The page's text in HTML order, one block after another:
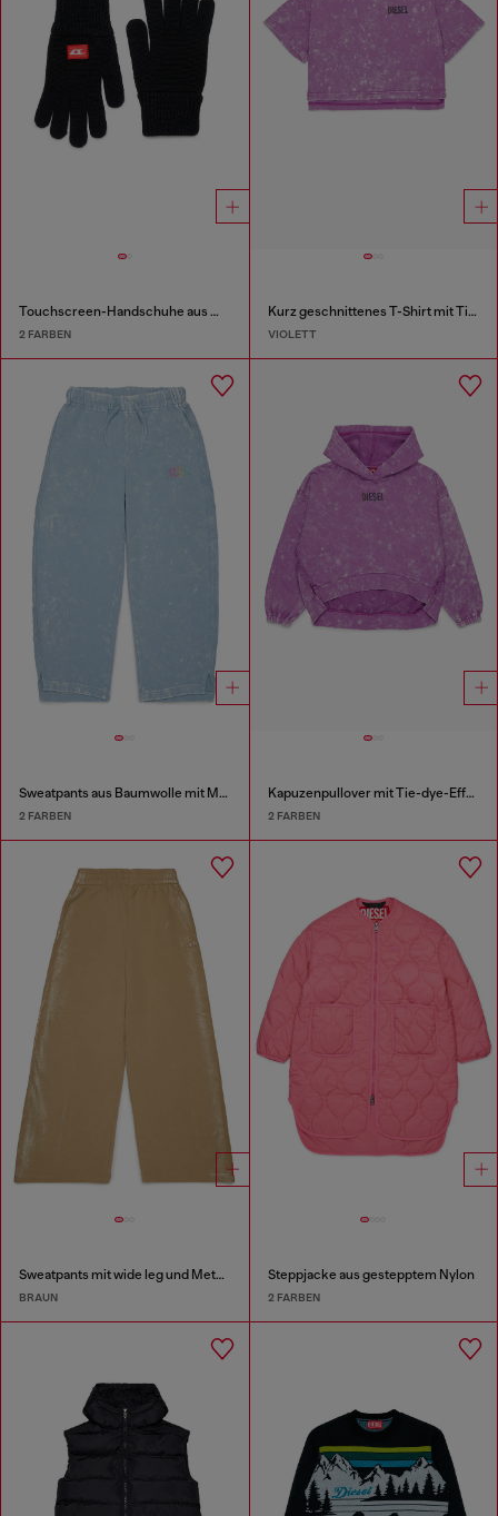
Touchscreen-Handschuhe aus Wollmischgewebe
2 FARBEN
Kurz geschnittenes T-Shirt mit Tie-Dye-Effekt
VIOLETT
Sweatpants aus Baumwolle mit Marmor-Effekt
2 FARBEN
Kapuzenpullover mit Tie-dye-Effekt und Rainbow-Logo
2 FARBEN
Sweatpants mit wide leg und Metallic-Effekt
BRAUN
Steppjacke aus gestepptem Nylon
2 FARBEN